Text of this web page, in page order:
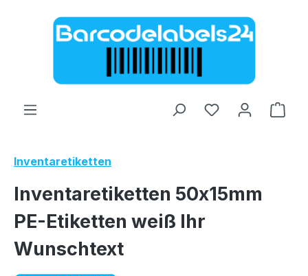
Zum Hauptinhalt springen
Inventaretiketten
Inventaretiketten 50x15mm
PE-Etiketten weiß Ihr
Wunschtext